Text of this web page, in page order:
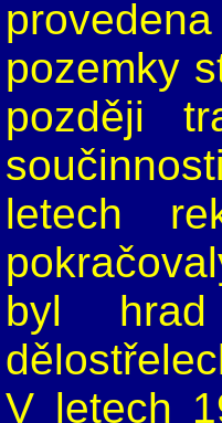
pozemky
později
letech
byl hrad
V letech